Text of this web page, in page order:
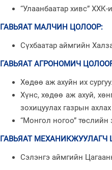
“Улаанбаатар хивс”
ГАВЬЯАТ МАЛЧИН ЦОЛООР:
Сүхбаатар аймгийн
ГАВЬЯАТ АГРОНОМИЧ
Хөдөө аж ахуйн их
Хүнс, хөдөө аж ахуй,
зохицуулах газрын
“Монгол ногоо”
ГАВЬЯАТ МЕХАНИКЖУУЛАГЧ
Сэлэнгэ аймгийн